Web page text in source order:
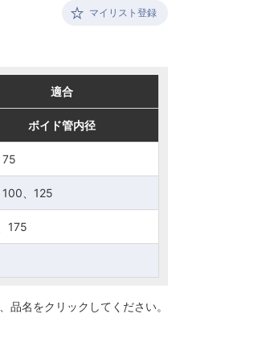
マイリスト登録
適合
ボイド管内径
、125
175
適合
ボイド管内径
、125
175
品名をクリックしてください。